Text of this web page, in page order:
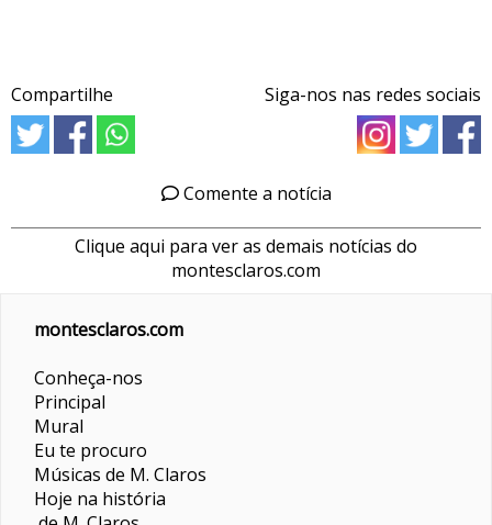
Compartilhe Siga-nos nas redes sociais
Comente a notícia
Clique aqui para ver as demais notícias do
montesclaros.com
montesclaros.com
Conheça-nos
Principal
Mural
Eu te procuro
Músicas de M. Claros
Hoje na história